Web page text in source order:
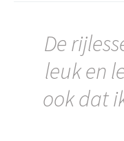
De
leuk en
ook dat